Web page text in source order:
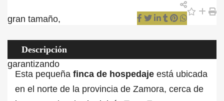
Descripción
Esta pequeña finca de hospedaje está ubicada
en el norte de la provincia de Zamora, cerca de